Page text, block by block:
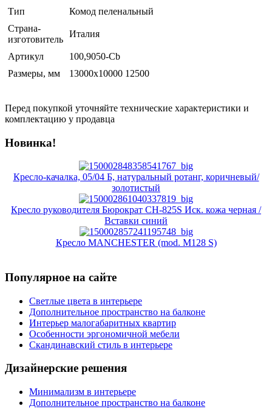
Тип
Комод пеленальный
Страна-
изготовитель
Италия
Артикул
100,9050-Cb
Размеры, мм
13000x10000 12500
Перед покупкой уточняйте технические характеристики и
комплектацию у продавца
Новинка!
Кресло-качалка, 05/04 Б, натуральный ротанг, коричневый/
золотистый
Кресло руководителя Бюрократ CH-825S Иск. кожа черная /
Вставки синий
Кресло MANCHESTER (mod. M128 S)
Популярное на сайте
Светлые цвета в интерьере
Дополнительное пространство на балконе
Интерьер малогабаритных квартир
Особенности эргономичной мебели
Скандинавский стиль в интерьере
Дизайнерские решения
Минимализм в интерьере
Дополнительное пространство на балконе